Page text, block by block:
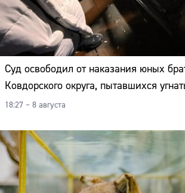
Суд освободил от наказания юных
Ковдорского округа, пытавшихся
18:27 – 8 августа